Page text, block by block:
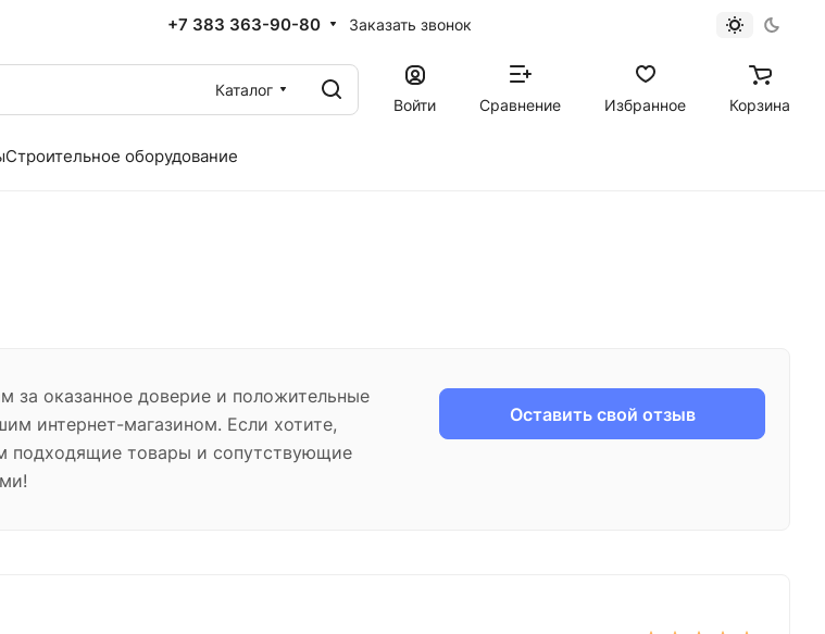
+7 383 363-90-80 Заказать звонок
Каталог
Войти
Сравнение Избранное Корзина
Строительное оборудование
за оказанное доверие и положительные
интернет-магазином. Если хотите,
подходящие товары и сопутствующие
Оставить свой отзыв